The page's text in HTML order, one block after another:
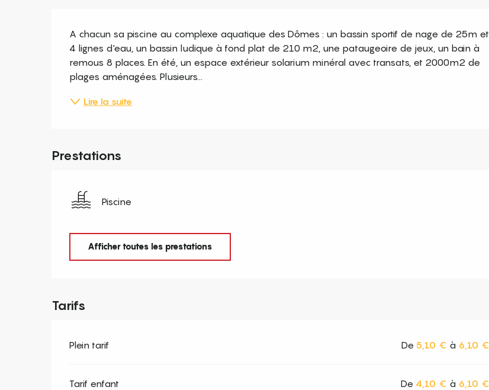
Description
A chacun sa piscine au complexe aquatique des Dômes : un bassin sportif de nage de 25m et
4 lignes d'eau, un bassin ludique à fond plat de 210 m2, une pataugeoire de jeux, un bain à
remous 8 places. En été, un espace extérieur solarium minéral avec transats, et 2000m2 de
plages aménagées. Plusieurs...
Lire la suite
Prestations
Piscine
Afficher toutes les prestations
Tarifs
Plein tarif De 5,10 € à 6,10 €
Tarif enfant De 4,10 € à 6,10 €